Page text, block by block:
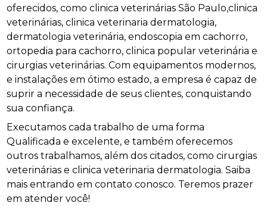
oferecidos, como clinica veterinárias São Paulo,clinica
veterinárias, clinica veterinaria dermatologia,
dermatologia veterinária, endoscopia em cachorro,
ortopedia para cachorro, clinica popular veterinária e
cirurgias veterinárias. Com equipamentos modernos,
e instalações em ótimo estado, a empresa é capaz de
suprir a necessidade de seus clientes, conquistando
sua confiança.
Executamos cada trabalho de uma forma
Qualificada e excelente, e também oferecemos
outros trabalhamos, além dos citados, como cirurgias
veterinárias e clinica veterinaria dermatologia. Saiba
mais entrando em contato conosco. Teremos prazer
em atender você!